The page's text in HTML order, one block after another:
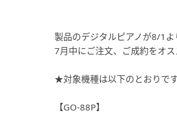
製品のデジタルピアノが8/1
7月中にご注文、ご成約をオス
★対象機種は以下のとおりです
【GO-88P】